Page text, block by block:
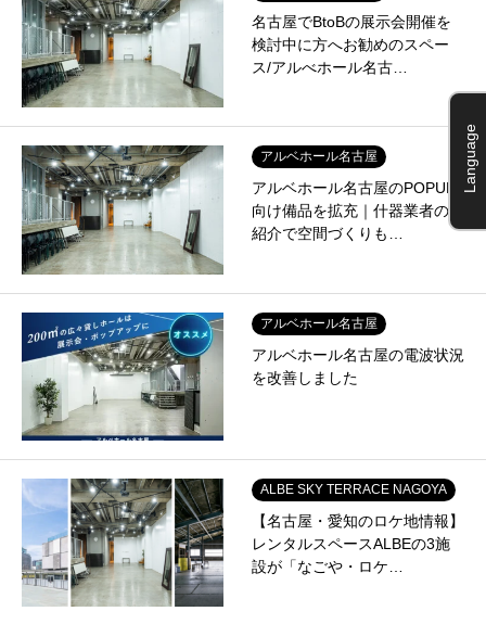
名古屋でBtoBの展示会開催を
検討中に方へお勧めのスペー
ス/アルべホール名古…
アルベホール名古屋
アルベホール名古屋のPOPUP
向け備品を拡充｜什器業者のご
紹介で空間づくりも…
アルベホール名古屋
アルベホール名古屋の電波状況
を改善しました
ALBE SKY TERRACE NAGOYA
【名古屋・愛知のロケ地情報】
レンタルスペースALBEの3施
設が「なごや・ロケ…
Language